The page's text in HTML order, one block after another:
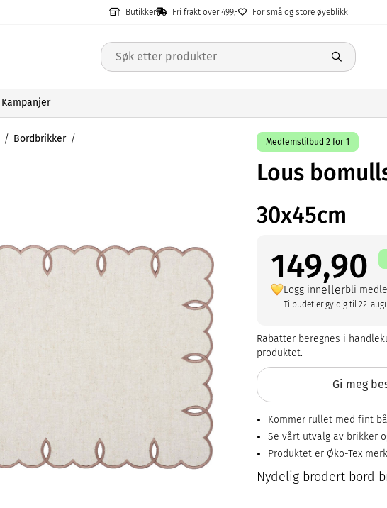
Butikker Fri frakt over 499,- For små og store øyeblikk
Kampanjer
Bordbrikker Medlemstilbud 2 for 1
Lous
30x45cm
149,90
Logg innellerbli
Tilbudet er gyldig til 22.
Rabatter beregnes i
produktet.
Gi meg
Kommer rullet med fint
Se vårt utvalg av brikker
Produktet er Øko-Tex
Nydelig brodert bord